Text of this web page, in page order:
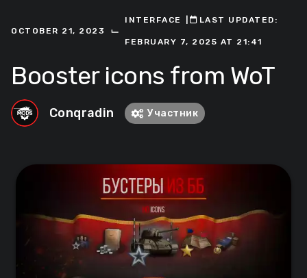
OCTOBER 21, 2023 ⌙
INTERFACE ㅤLAST UPDATED:
FEBRUARY 7, 2025 AT 21:41
Booster icons from WoT
Conqradin Участник